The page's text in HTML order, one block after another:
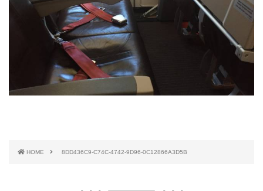
HOME 8DD436C9-C74C-4742-9D96-0C12866A3D5B